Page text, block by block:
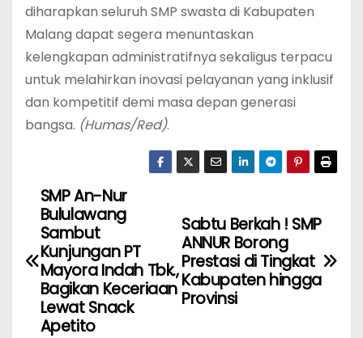
diharapkan seluruh SMP swasta di Kabupaten
Malang dapat segera menuntaskan
kelengkapan administratifnya sekaligus terpacu
untuk melahirkan inovasi pelayanan yang inklusif
dan kompetitif demi masa depan generasi
bangsa. (Humas/Red).
N
v
Sabtu Berkah ! SMP
ANNUR Borong
Prestasi di Tingkat
Kabupaten hingga
Provinsi
SMP An-Nur
Bululawang
Sambut
Kunjungan PT
Mayora Indah Tbk.,
Bagikan Keceriaan
Lewat Snack
Apetito